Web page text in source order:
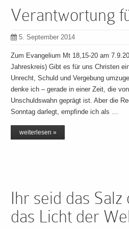
Verantwortung
5. September 2014
Zum Evangelium Mt 18,15-20 am
Jahreskreis) Gibt es für uns Christen
Unrecht, Schuld und Vergebung
denke ich – gerade in einer Zeit, die
Unschuldswahn geprägt ist. Aber die
Sonntag darlegt, empfinde ich als …
weiterlesen »
Ihr seid das Salz
das Licht der